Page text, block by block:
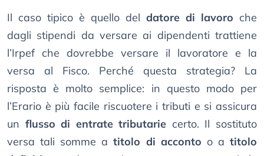
Il caso tipico è quello del datore di lavoro che
dagli stipendi da versare ai dipendenti trattiene
l’Irpef che dovrebbe versare il lavoratore e la
versa al Fisco. Perché questa strategia? La
risposta è molto semplice: in questo modo per
l’Erario è più facile riscuotere i tributi e si assicura
un flusso di entrate tributarie certo. Il sostituto
versa tali somme atitolo di acconto o atitolo